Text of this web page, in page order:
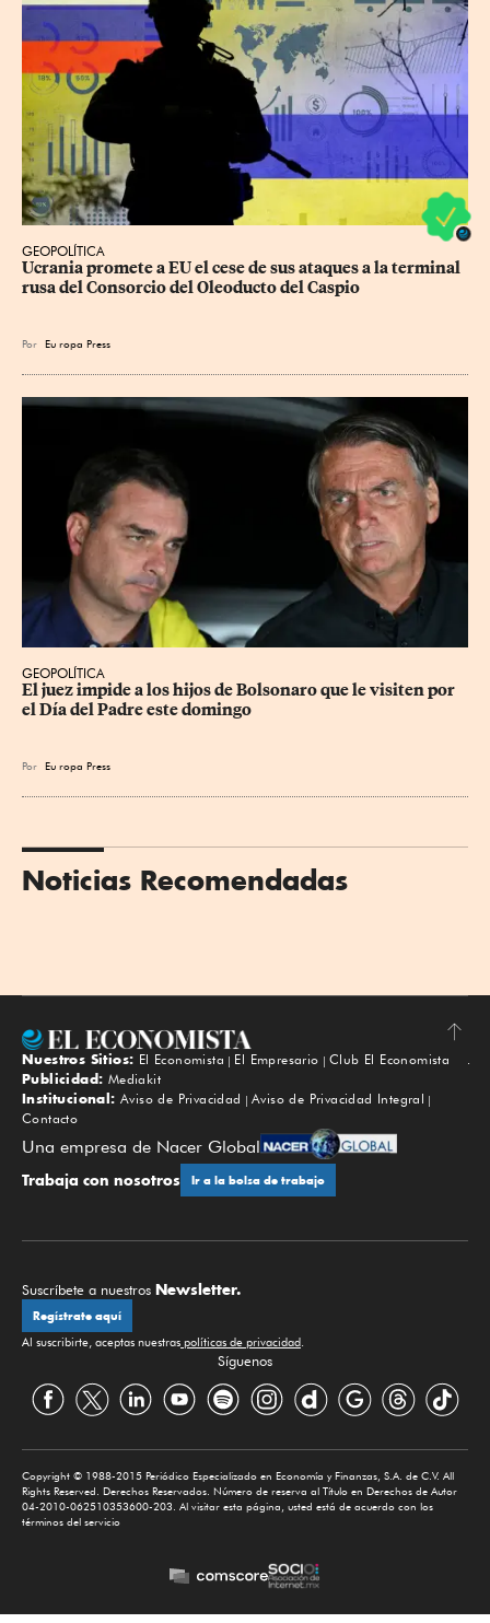
GEOPOLÍTICA
Ucrania promete a EU el cese de sus ataques a la terminal
rusa del Consorcio del Oleoducto del Caspio
Por Eu ropa Press
GEOPOLÍTICA
El juez impide a los hijos de Bolsonaro que le visiten por
el Día del Padre este domingo
Por Eu ropa Press
Noticias Recomendadas
Subir
Nuestros Sitios: El Economista El Empresario
Club El Economista
Publicidad: Mediakit
Institucional: Aviso de Privacidad
Aviso de Privacidad Integral
Contacto
Una empresa de Nacer Global
Trabaja con nosotros Ir a la bolsa de trabajo
Suscríbete a nuestros Newsletter.
Regístrate aquí
Al suscribirte, aceptas nuestras políticas de privacidad
Síguenos
Copyright © 1988-2015 Periódico Especializado en Economía y Finanzas, S.A. de C.V. All
Rights Reserved. Derechos Reservados. Número de reserva al Título en Derechos de Autor
04-2010-062510353600-203. Al visitar esta página, usted está de acuerdo con los
términos del servicio